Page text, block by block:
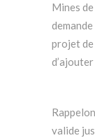
Mines
projet de
valide